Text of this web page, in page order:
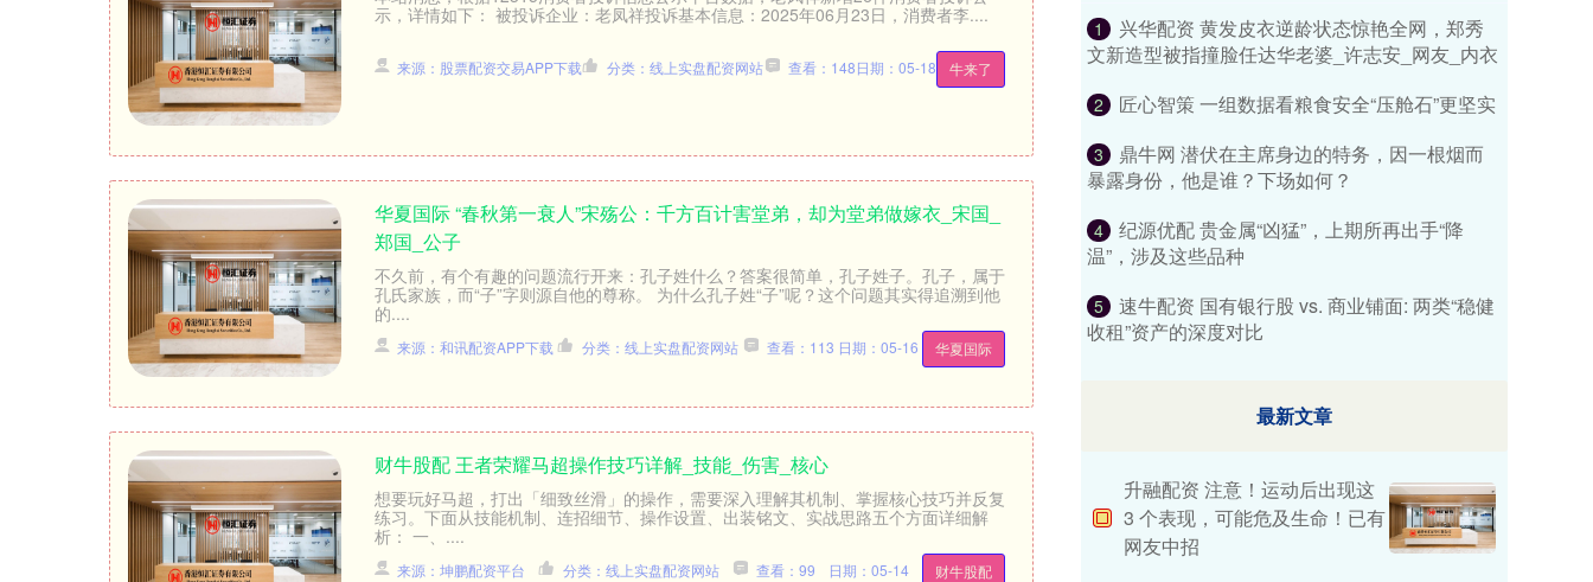
示，详情如下： 被投诉企业：老凤祥投诉基本信息：2025年06月23日，消费者李....
牛来了
来源：股票配资交易APP下载 分类：线上实盘配资网站 查看：148日期：05-18
华夏国际 “春秋第一衰人”宋殇公：千方百计害堂弟，却为堂弟做嫁衣_宋国_
郑国_公子
不久前，有个有趣的问题流行开来：孔子姓什么？答案很简单，孔子姓子。孔子，属于
孔氏家族，而“子”字则源自他的尊称。 为什么孔子姓“子”呢？这个问题其实得追溯到他
的....
华夏国际
来源：和讯配资APP下载 分类：线上实盘配资网站 查看：113 日期：05-16
财牛股配 王者荣耀马超操作技巧详解_技能_伤害_核心
想要玩好马超，打出「细致丝滑」的操作，需要深入理解其机制、掌握核心技巧并反复
练习。下面从技能机制、连招细节、操作设置、出装铭文、实战思路五个方面详细解
析： 一、....
财牛股配
来源：坤鹏配资平台 分类：线上实盘配资网站 查看：99 日期：05-14
1
兴华配资 黄发皮衣逆龄状态惊艳全网，郑秀
文新造型被指撞脸任达华老婆_许志安_网友_内衣
2 匠心智策 一组数据看粮食安全“压舱石”更坚实
3
鼎牛网 潜伏在主席身边的特务，因一根烟而
暴露身份，他是谁？下场如何？
4
纪源优配 贵金属“凶猛”，上期所再出手“降
温”，涉及这些品种
5
速牛配资 国有银行股 vs. 商业铺面: 两类“稳健
收租”资产的深度对比
最新文章
升融配资 注意！运动后出现这
3 个表现，可能危及生命！已有
网友中招